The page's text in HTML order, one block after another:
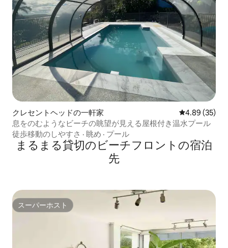
クレセントヘッドの一軒家 レビュー35
4.89 (35)
息をのむようなビーチの眺望が見える屋根付き温水プール
徒歩移動のしやすさ · 眺め · プール
まるまる貸切のビーチフロントの宿泊
先
スーパーホスト
スーパーホスト